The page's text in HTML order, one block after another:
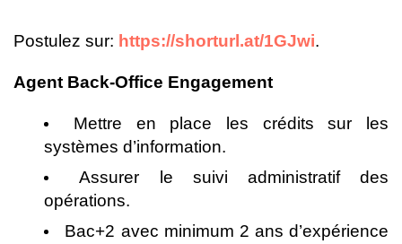
Postulez sur: https://shorturl.at/1GJwi.
Agent Back-Office Engagement
Mettre en place les crédits sur les
systèmes d’information.
Assurer le suivi administratif des
opérations.
Bac+2 avec minimum 2 ans d’expérience